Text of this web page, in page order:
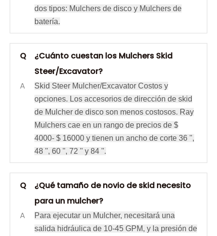
dos tipos: Mulchers de disco y Mulchers de
batería.
Q
¿Cuánto cuestan los Mulchers Skid
Steer/Excavator?
A
Skid Steer Mulcher/Excavator Costos y
opciones. Los accesorios de dirección de skid
de Mulcher de disco son menos costosos. Ray
Mulchers cae en un rango de precios de $
4000- $ 16000 y tienen un ancho de corte 36 '',
48 '', 60 '', 72 '' y 84 ''.
Q
¿Qué tamaño de novio de skid necesito
para un mulcher?
A
Para ejecutar un Mulcher, necesitará una
salida hidráulica de 10-45 GPM, y la presión de